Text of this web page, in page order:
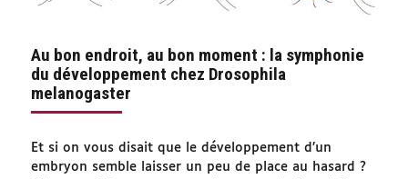
Au bon endroit, au bon moment : la symphonie
du développement chez Drosophila
melanogaster
Et si on vous disait que le développement d’un
embryon semble laisser un peu de place au hasard ?